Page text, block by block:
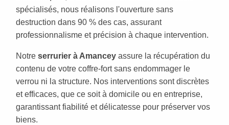
spécialisés, nous réalisons l'ouverture sans
destruction dans 90 % des cas, assurant
professionnalisme et précision à chaque intervention.
Notre serrurier à Amancey assure la récupération du
contenu de votre coffre-fort sans endommager le
verrou ni la structure. Nos interventions sont discrètes
et efficaces, que ce soit à domicile ou en entreprise,
garantissant fiabilité et délicatesse pour préserver vos
biens.